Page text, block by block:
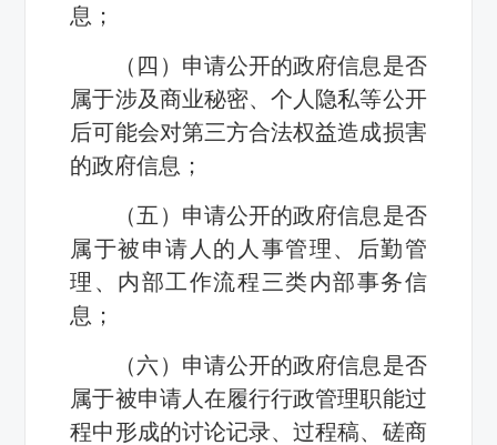
息；
（四）申请公开的政府信息是否
属于涉及商业秘密、个人隐私等公开
后可能会对第三方合法权益造成损害
的政府信息；
（五）申请公开的政府信息是否
属于被申请人的人事管理、后勤管
理、内部工作流程三类内部事务信
息；
（六）申请公开的政府信息是否
属于被申请人在履行行政管理职能过
程中形成的讨论记录、过程稿、磋商